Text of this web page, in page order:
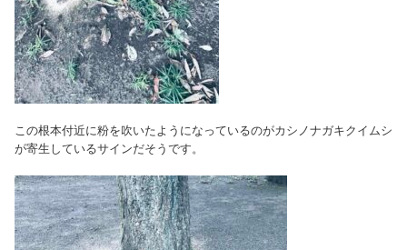
この根本付近に粉を吹いたようになっているのがカシノナガキクイムシ
が寄生しているサインだそうです。